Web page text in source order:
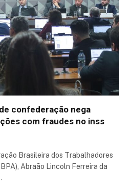
confederação nega
com fraudes no inss
Brasileira dos Trabalhadores
Abraão Lincoln Ferreira da